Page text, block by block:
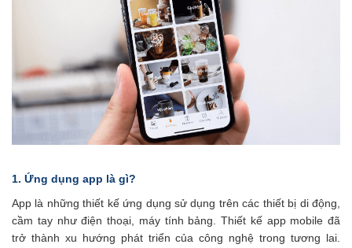
1. Ứng dụng app là gì?
App là những thiết kế ứng dụng sử dụng trên các thiết bị di động,
cầm tay như điện thoại, máy tính bảng. Thiết kế app mobile đã
trở thành xu hướng phát triển của công nghệ trong tương lai.